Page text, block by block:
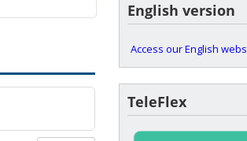
English version
Access our English
TeleFlex